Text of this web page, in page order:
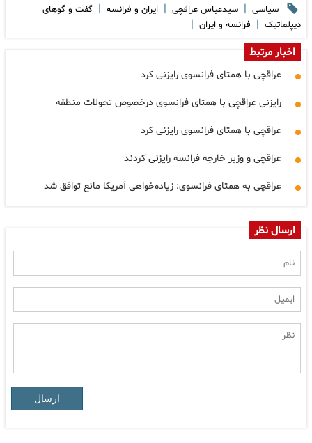
سیاسی | سیدعباس عراقچی | ایران و فرانسه | گفت و گوهای
دیپلماتیک | فرانسه و ایران |
اخبار مرتبط
عراقچی با همتای فرانسوی رایزنی کرد
رایزنی عراقچی با همتای فرانسوی درخصوص تحولات منطقه
عراقچی با همتای فرانسوی رایزنی کرد
عراقچی و وزیر خارجه فرانسه رایزنی کردند
عراقچی به همتای فرانسوی: زیاده‌خواهی آمریکا مانع توافق شد
ارسال نظر
ارسال